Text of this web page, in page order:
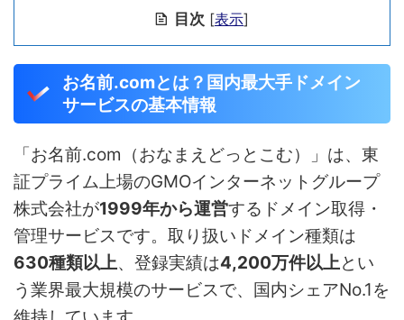
目次 [表示]
お名前.comとは？国内最大手ドメイン
サービスの基本情報
「お名前.com（おなまえどっとこむ）」は、東
証プライム上場のGMOインターネットグループ
株式会社が1999年から運営するドメイン取得・
管理サービスです。取り扱いドメイン種類は
630種類以上、登録実績は4,200万件以上とい
う業界最大規模のサービスで、国内シェアNo.1を